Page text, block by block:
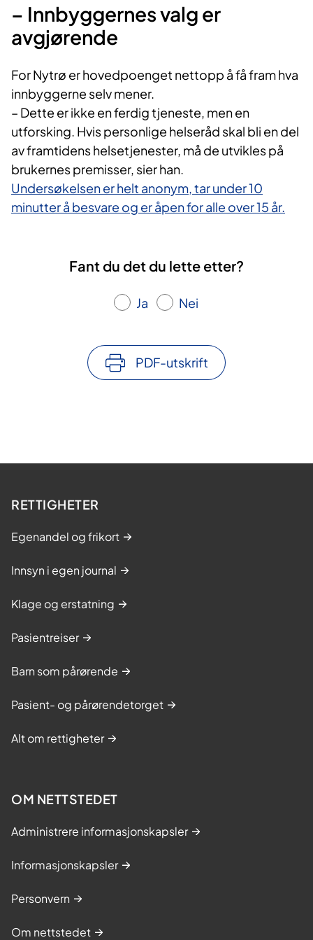
– Innbyggernes valg er
avgjørende
For Nytrø er hovedpoenget nettopp å få fram hva
innbyggerne selv mener.
– Dette er ikke en ferdig tjeneste, men en
utforsking. Hvis personlige helseråd skal bli en del
av framtidens helsetjenester, må de utvikles på
brukernes premisser, sier han.
Undersøkelsen er helt anonym, tar under 10
minutter å besvare og er åpen for alle over 15 år.
Fant du det du lette etter?
Ja Nei
PDF-utskrift
RETTIGHETER
Egenandel og frikort
Innsyn i egen journal
Klage og erstatning
Pasientreiser
Barn som pårørende
Pasient- og pårørendetorget
Alt om rettigheter
OM NETTSTEDET
Administrere informasjonskapsler
Informasjonskapsler
Personvern
Om nettstedet